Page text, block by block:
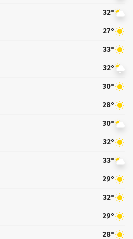
32°
27°
33°
32°
30°
28°
30°
32°
33°
29°
32°
29°
28°